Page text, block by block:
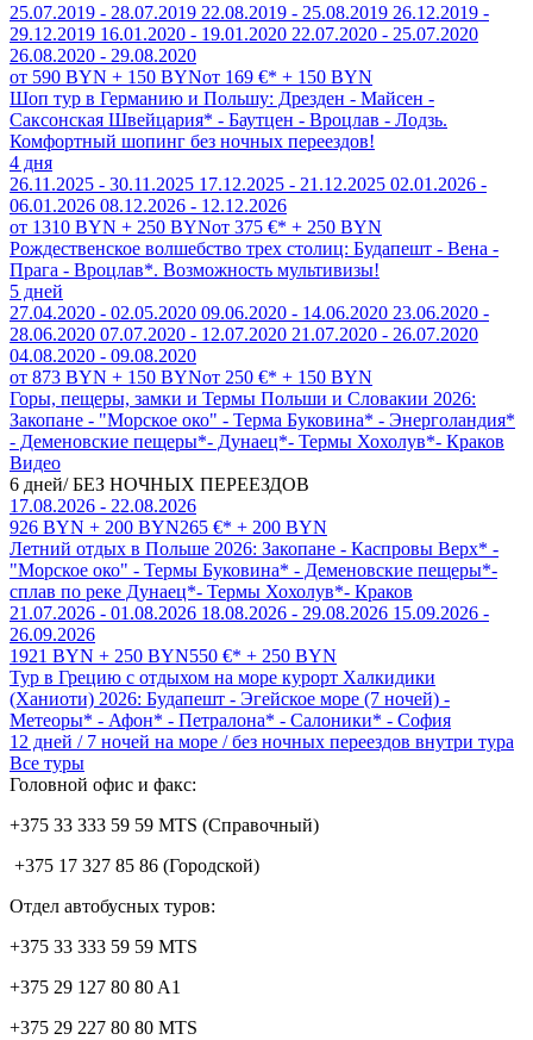
25.07.2019 - 28.07.2019 22.08.2019 - 25.08.2019 26.12.2019 -
29.12.2019 16.01.2020 - 19.01.2020 22.07.2020 - 25.07.2020
26.08.2020 - 29.08.2020
от 590 BYN + 150 BYNот 169 €* + 150 BYN
Шоп тур в Германию и Польшу: Дрезден - Майсен -
Саксонская Швейцария* - Баутцен - Вроцлав - Лодзь.
Комфортный шопинг без ночных переездов!
4 дня
26.11.2025 - 30.11.2025 17.12.2025 - 21.12.2025 02.01.2026 -
06.01.2026 08.12.2026 - 12.12.2026
от 1310 BYN + 250 BYNот 375 €* + 250 BYN
Рождественское волшебство трех столиц: Будапешт - Вена -
Прага - Вроцлав*. Возможность мультивизы!
5 дней
27.04.2020 - 02.05.2020 09.06.2020 - 14.06.2020 23.06.2020 -
28.06.2020 07.07.2020 - 12.07.2020 21.07.2020 - 26.07.2020
04.08.2020 - 09.08.2020
от 873 BYN + 150 BYNот 250 €* + 150 BYN
Горы, пещеры, замки и Термы Польши и Словакии 2026:
Закопане - "Морское око" - Терма Буковина* - Энерголандия*
- Деменовские пещеры*- Дунаец*- Термы Хохолув*- Краков
Видео
6 дней/ БЕЗ НОЧНЫХ ПЕРЕЕЗДОВ
17.08.2026 - 22.08.2026
926 BYN + 200 BYN265 €* + 200 BYN
Летний отдых в Польше 2026: Закопане - Каспровы Верх* -
"Морское око" - Термы Буковина* - Деменовские пещеры*-
сплав по реке Дунаец*- Термы Хохолув*- Краков
21.07.2026 - 01.08.2026 18.08.2026 - 29.08.2026 15.09.2026 -
26.09.2026
1921 BYN + 250 BYN550 €* + 250 BYN
Тур в Грецию с отдыхом на море курорт Халкидики
(Ханиоти) 2026: Будапешт - Эгейское море (7 ночей) -
Метеоры* - Афон* - Петралона* - Салоники* - София
12 дней / 7 ночей на море / без ночных переездов внутри тура
Все туры
Головной офис и факс:
+375 33 333 59 59 MTS (Справочный)
+375 17 327 85 86 (Городской)
Отдел автобусных туров:
+375 33 333 59 59 MTS
+375 29 127 80 80 A1
+375 29 227 80 80 MTS